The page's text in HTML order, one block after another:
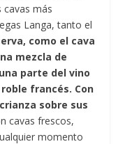
cavas más
Langa, tanto el
como el cava
mezcla de
parte del vino
francés. Con
sobre sus
cavas frescos,
momento